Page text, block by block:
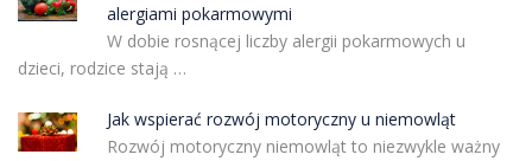
alergiami pokarmowymi
W dobie rosnącej liczby alergii pokarmowych u
dzieci, rodzice stają …
Jak wspierać rozwój motoryczny u niemowląt
Rozwój motoryczny niemowląt to niezwykle ważny